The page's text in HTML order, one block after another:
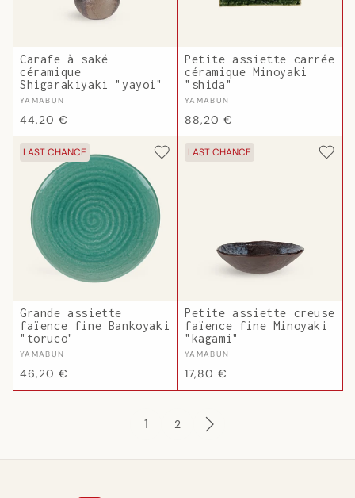
Carafe à saké
céramique
Shigarakiyaki "yayoi"
Fournisseur :
YAMABUN
Prix
habituel
44,20 €
Petite assiette carrée
céramique Minoyaki
"shida"
Fournisseur :
YAMABUN
Prix
habituel
88,20 €
LAST CHANCE
Grande assiette
faïence fine Bankoyaki
"toruco"
Fournisseur :
YAMABUN
Prix
habituel
46,20 €
LAST CHANCE
Petite assiette creuse
faïence fine Minoyaki
"kagami"
Fournisseur :
YAMABUN
Prix
habituel
17,80 €
1 2